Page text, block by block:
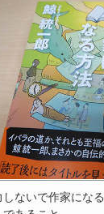
しないで作家にな